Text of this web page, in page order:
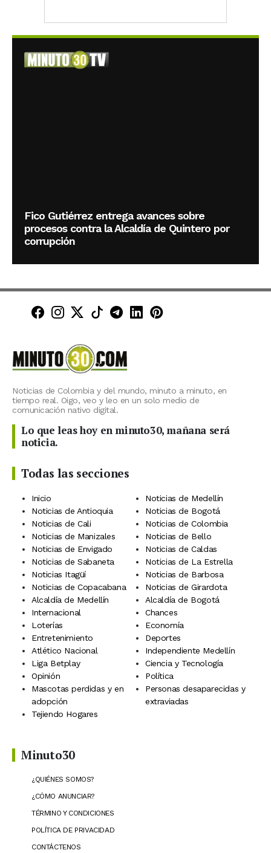
Fico Gutiérrez entrega avances sobre
procesos contra la Alcaldía de Quintero por
corrupción
Minuto30 en Facebook
Minuto30 en Instagram
Minuto30 en X (Twitter)
Minuto30 en TikTok
Canal de Minuto30 en
Minuto30 en LinkedIn
Minuto30 en
Noticias de Colombia y del mundo, minuto a minuto, en
tiempo real. Oigo, veo y leo en un solo medio de
comunicación nativo digital.
Lo que leas hoy en minuto30, mañana será
noticia.
Todas las secciones
Inicio
Noticias de Medellín
Noticias de Antioquia
Noticias de Bogotá
Noticias de Cali
Noticias de Colombia
Noticias de Manizales
Noticias de Bello
Noticias de Envigado
Noticias de Caldas
Noticias de Sabaneta
Noticias de La Estrella
Noticias Itagüí
Noticias de Barbosa
Noticias de Copacabana
Noticias de Girardota
Alcaldía de Medellín
Alcaldía de Bogotá
Internacional
Chances
Loterías
Economía
Entretenimiento
Deportes
Atlético Nacional
Independiente Medellín
Liga Betplay
Ciencia y Tecnología
Opinión
Política
Mascotas perdidas y en
adopción
Personas desaparecidas y
extraviadas
Tejiendo Hogares
Minuto30
¿QUIÉNES SOMOS?
¿CÓMO ANUNCIAR?
TÉRMINO Y CONDICIONES
POLÍTICA DE PRIVACIDAD
CONTÁCTENOS